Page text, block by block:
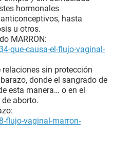
hormonales
hasta
u otros.
MARRON:
que-causa-el-flujo-vaginal-
sin protección
donde el sangrado de
esta manera… o en el
aborto.
flujo-vaginal-marron-